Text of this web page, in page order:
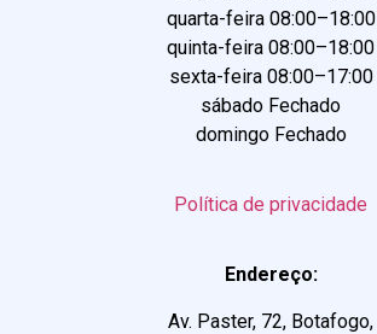
quarta-feira 08:00–18:00
quinta-feira 08:00–18:00
sexta-feira 08:00–17:00
sábado Fechado
domingo Fechado
Política de privacidade
Endereço:
Av. Paster, 72, Botafogo,